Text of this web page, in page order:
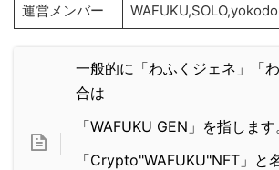
運営メンバー
一般的に「わふくジェネ」「
合は
「WAFUKU GEN」を指します
「Crypto"WAFUKU"NFT」と